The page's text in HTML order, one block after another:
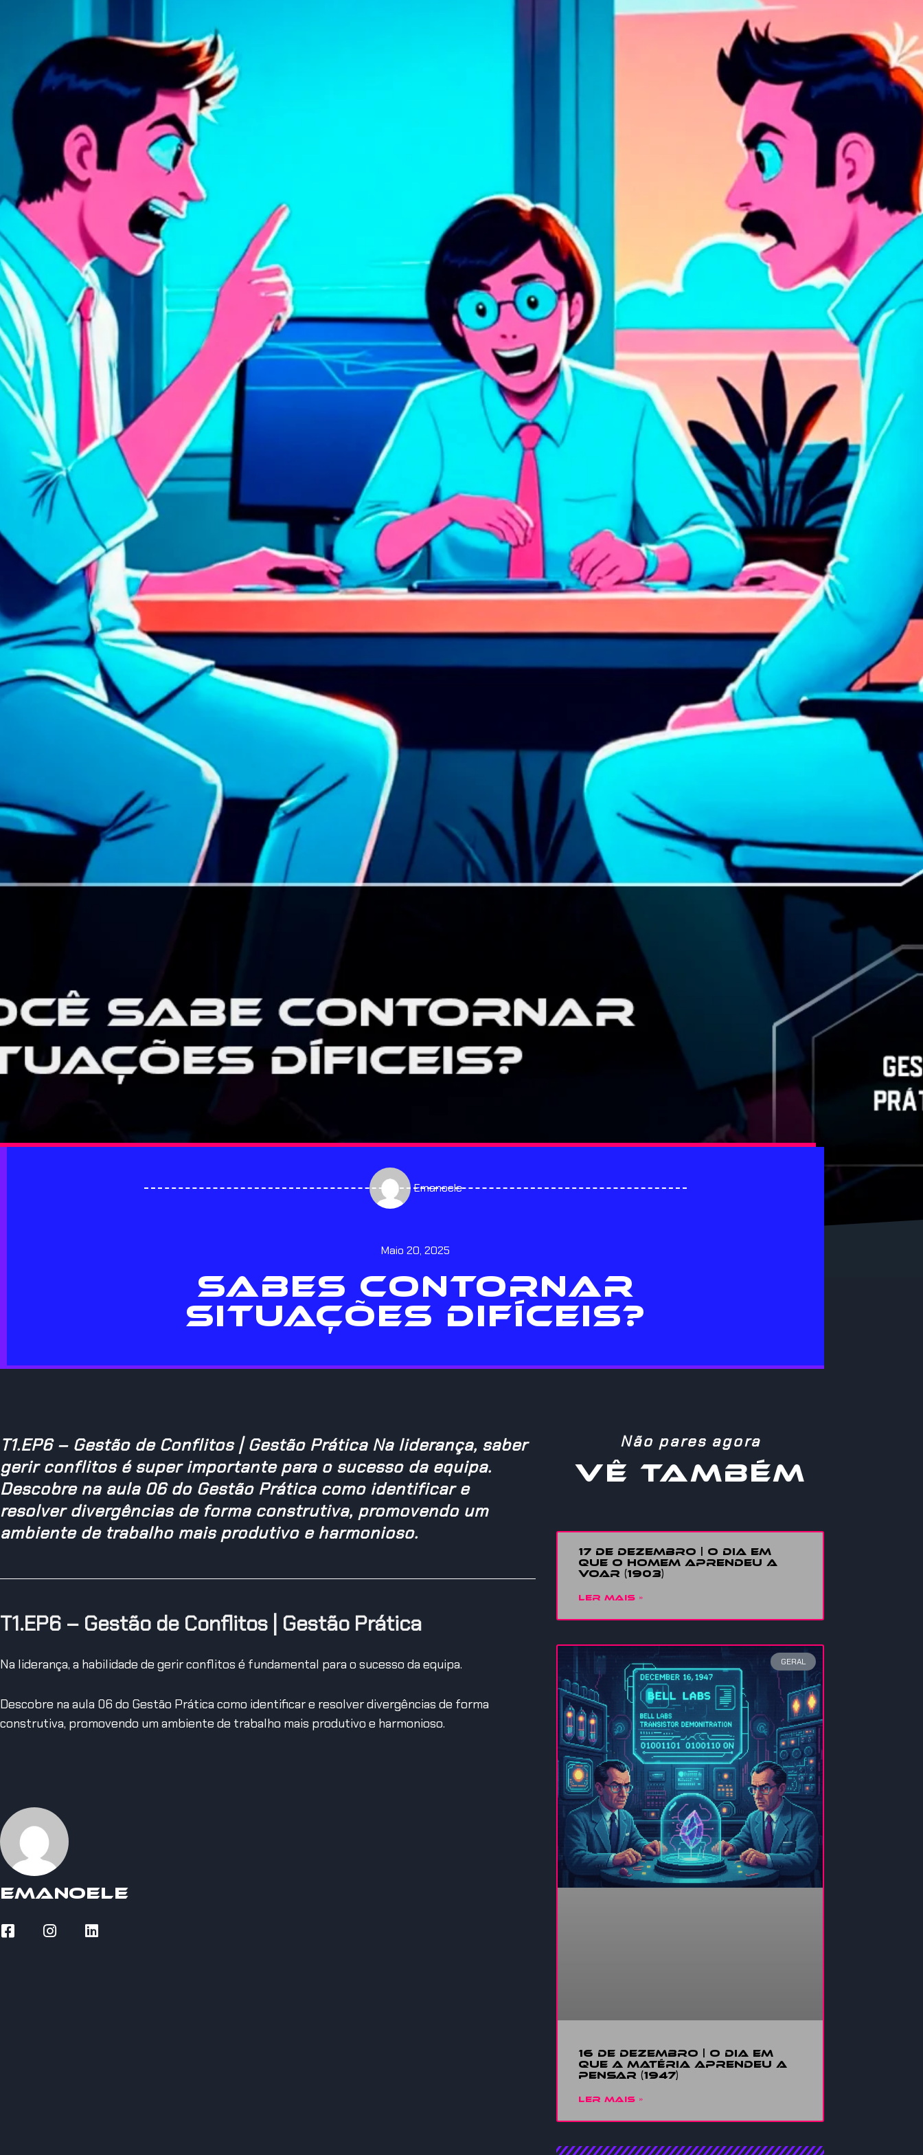
Emanoele
Maio 20, 2025
SABES CONTORNAR
SITUAÇÕES DIFÍCEIS?
T1.EP6 – Gestão de Conflitos | Gestão Prática Na liderança, saber
gerir conflitos é super importante para o sucesso da equipa.
Descobre na aula 06 do Gestão Prática como identificar e
resolver divergências de forma construtiva, promovendo um
ambiente de trabalho mais produtivo e harmonioso.
T1.EP6 – Gestão de Conflitos | Gestão Prática
Na liderança, a habilidade de gerir conflitos é fundamental para o sucesso da equipa.
Descobre na aula 06 do Gestão Prática como identificar e resolver divergências de forma
construtiva, promovendo um ambiente de trabalho mais produtivo e harmonioso.
Emanoele
Não pares agora
VÊ TAMBÉM
17 DE DEZEMBRO | O DIA EM
QUE O HOMEM APRENDEU A
VOAR (1903)
LER MAIS »
GERAL
16 DE DEZEMBRO | O DIA EM
QUE A MATÉRIA APRENDEU A
PENSAR (1947)
LER MAIS »